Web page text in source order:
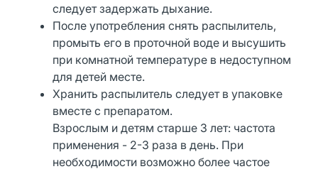
следует задержать дыхание.
После употребления снять распылитель,
промыть его в проточной воде и высушить
при комнатной температуре в недоступном
для детей месте.
Хранить распылитель следует в упаковке
вместе с препаратом.
Взрослым и детям старше 3 лет: частота
применения - 2-3 раза в день. При
необходимости возможно более частое